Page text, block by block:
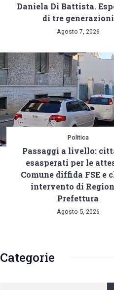
Daniela Di Battista.
di tre generazioni
Agosto 7, 2026
Politica
Passaggi a livello:
esasperati per le
Comune diffida FSE e
intervento di
Prefettura
Agosto 5, 2026
Categorie